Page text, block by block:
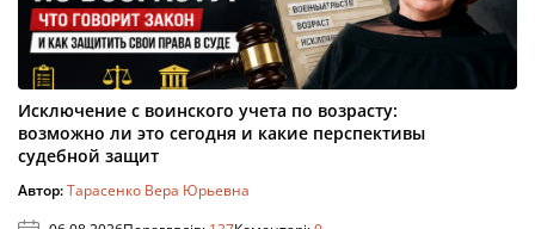
Исключение с воинского учета по возрасту:
возможно ли это сегодня и какие перспективы
судебной защит
Автор:Тарасенко Вера Юрьевна